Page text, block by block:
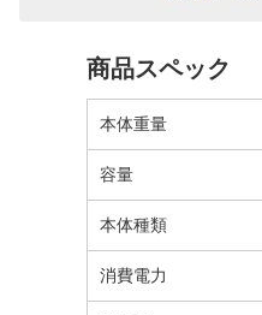
商品スペック
本体重量
容量
本体種類
消費電力